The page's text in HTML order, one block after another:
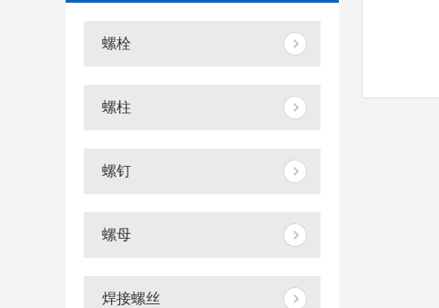
螺栓
螺柱
螺钉
螺母
焊接螺丝